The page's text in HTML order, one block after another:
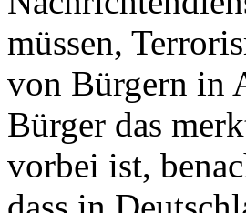
müssen,
von Bürgern in
Bürger das
vorbei ist,